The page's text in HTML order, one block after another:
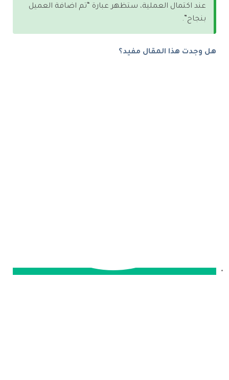
عند اكتمال العملية، ستظهر عبارة “تم اضافة العميل
بنجاح”.
هل وجدت هذا المقال مفيد؟